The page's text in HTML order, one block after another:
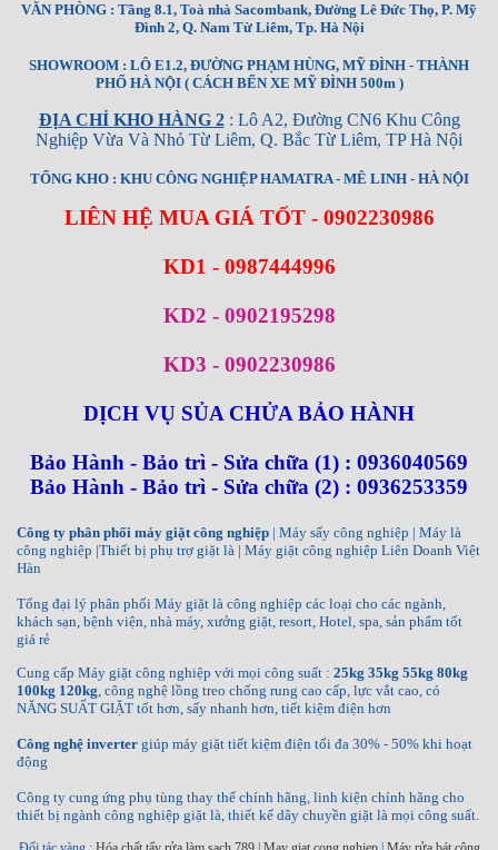
VĂN PHÒNG : Tầng 8.1, Toà nhà Sacombank, Đường Lê Đức Thọ, P. Mỹ
Đình 2, Q. Nam Từ Liêm, Tp. Hà Nội
SHOWROOM : LÔ E1.2, ĐƯỜNG PHẠM HÙNG, MỸ ĐÌNH - THÀNH
PHỐ HÀ NỘI ( CÁCH BẾN XE MỸ ĐÌNH 500m )
ĐỊA CHỈ KHO HÀNG 2: Lô A2, Đường CN6 Khu Công
Nghiệp Vừa Và Nhỏ Từ Liêm, Q. Bắc Từ Liêm, TP Hà Nội
TỔNG KHO : KHU CÔNG NGHIỆP HAMATRA - MÊ LINH - HÀ NỘI
LIÊN HỆ MUA GIÁ TỐT - 0902230986
KD1 - 0987444996
KD2 - 0902195298
KD3 - 0902230986
DỊCH VỤ SỦA CHỬA BẢO HÀNH
Bảo Hành - Bảo trì - Sửa chữa (1) : 0936040569
Bảo Hành - Bảo trì - Sửa chữa (2) : 0936253359
Công ty phân phối máy giặt công nghiệp | Máy sấy công nghiệp | Máy là
công nghiệp |Thiết bị phụ trợ giặt là | Máy giặt công nghiệp Liên Doanh Việt
Hàn
Tổng đại lý phân phối Máy giặt là công nghiệp các loại cho các ngành,
khách sạn, bệnh viện, nhà máy, xưởng giặt, resort, Hotel, spa, sản phẩm tốt
giá rẻ
Cung cấp Máy giặt công nghiệp với mọi công suất : 25kg 35kg 55kg 80kg
100kg 120kg, công nghệ lồng treo chống rung cao cấp, lực vắt cao, có
NĂNG SUẤT GIẶT tốt hơn, sấy nhanh hơn, tiết kiệm điện hơn
Công nghệ inverter giúp máy giặt tiết kiệm điện tối đa 30% - 50% khi hoạt
động
Công ty cung ứng phụ tùng thay thế chính hãng, linh kiện chính hãng cho
thiết bị ngành công nghiệp giặt là, thiết kế dây chuyền giặt là mọi công suất.